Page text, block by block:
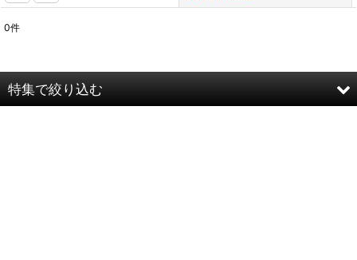
並び順 :
0件
特集で絞り込む